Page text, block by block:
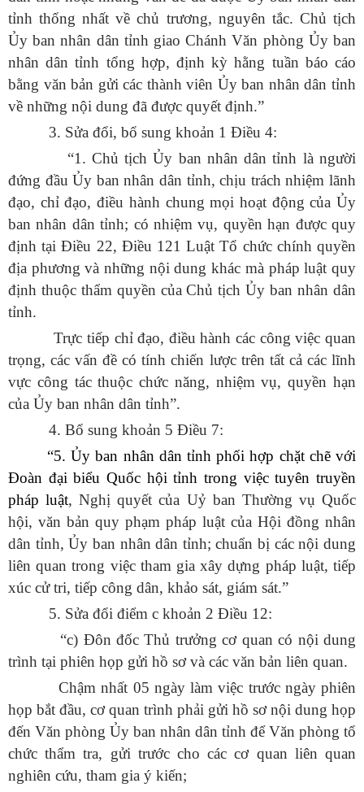
tỉnh thống nhất về chủ trương, nguyên tắc. Chủ tịch
Ủy ban nhân dân tỉnh giao Chánh Văn phòng Ủy ban
nhân dân tỉnh tổng hợp, định kỳ hằng tuần báo cáo
bằng văn bản gửi các thành viên Ủy ban nhân dân tỉnh
về những nội dung đã được quyết định.”
3. Sửa đổi, bổ sung khoản 1 Điều 4:
“1. Chủ tịch Ủy ban nhân dân tỉnh là người
đứng đầu Ủy ban nhân dân tỉnh, chịu trách nhiệm lãnh
đạo, chỉ đạo, điều hành chung mọi hoạt động của Ủy
ban nhân dân tỉnh; có nhiệm vụ, quyền hạn được quy
định tại Điều 22, Điều 121 Luật Tổ chức chính quyền
địa phương và những nội dung khác mà pháp luật quy
định thuộc thẩm quyền của Chủ tịch Ủy ban nhân dân
tỉnh.
Trực tiếp chỉ đạo, điều hành các công việc quan
trọng, các vấn đề có tính chiến lược trên tất cả các lĩnh
vực công tác thuộc chức năng, nhiệm vụ, quyền hạn
của Ủy ban nhân dân tỉnh”.
4. Bổ sung khoản 5 Điều 7:
“5. Ủy ban nhân dân tỉnh phối hợp chặt chẽ với
Đoàn đại biểu Quốc hội tỉnh trong việc tuyên truyền
pháp luật, Nghị quyết của Uỷ ban Thường vụ Quốc
hội, văn bản quy phạm pháp luật của Hội đồng nhân
dân tỉnh, Ủy ban nhân dân tỉnh; chuẩn bị các nội dung
liên quan trong việc tham gia xây dựng pháp luật, tiếp
xúc cử tri, tiếp công dân, khảo sát, giám sát.”
5. Sửa đổi điểm c khoản 2 Điều 12:
“c) Đôn đốc Thủ trưởng cơ quan có nội dung
trình tại phiên họp gửi hồ sơ và các văn bản liên quan.
Chậm nhất 05 ngày làm việc trước ngày phiên
họp bắt đầu, cơ quan trình phải gửi hồ sơ nội dung họp
đến Văn phòng Ủy ban nhân dân tỉnh để Văn phòng tổ
chức thẩm tra, gửi trước cho các cơ quan liên quan
nghiên cứu, tham gia ý kiến;